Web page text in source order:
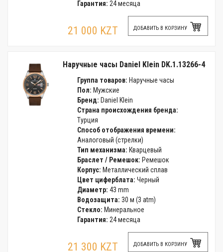
Гарантия: 24 месяца
21 000 KZT ДОБАВИТЬ В КОРЗИНУ
Наручные часы Daniel Klein DK.1.13266-4
Группа товаров: Наручные часы
Пол: Мужские
Бренд: Daniel Klein
Страна происхождения бренда:
Турция
Способ отображения времени:
Аналоговый (стрелки)
Тип механизма: Кварцевый
Браслет / Ремешок: Ремешок
Корпус: Металлический сплав
Цвет циферблата: Черный
Диаметр: 43 mm
Водозащита: 30 м (3 atm)
Стекло: Минеральное
Гарантия: 24 месяца
21 300 KZT ДОБАВИТЬ В КОРЗИНУ